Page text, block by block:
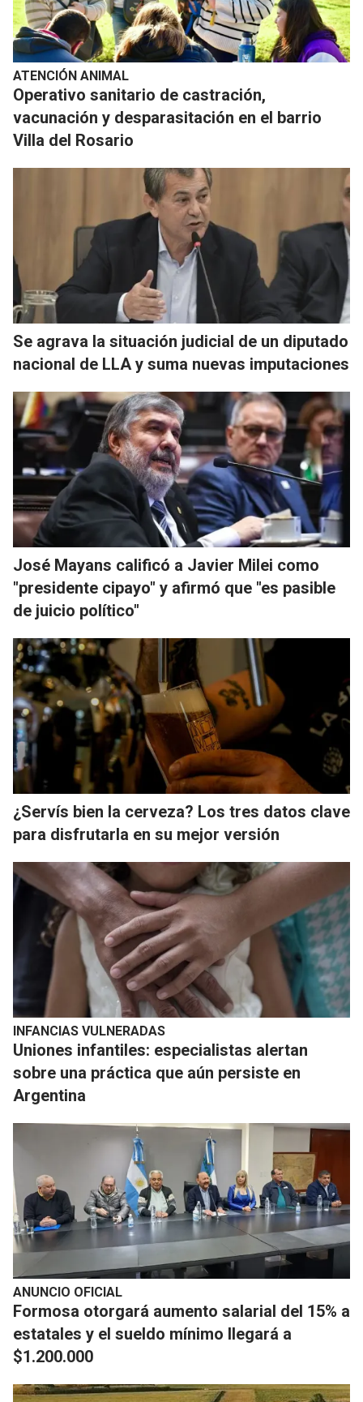
ATENCIÓN ANIMAL
Operativo sanitario de castración,
vacunación y desparasitación en el barrio
Villa del Rosario
Se agrava la situación judicial de un diputado
nacional de LLA y suma nuevas imputaciones
José Mayans calificó a Javier Milei como
"presidente cipayo" y afirmó que "es pasible
de juicio político"
¿Servís bien la cerveza? Los tres datos clave
para disfrutarla en su mejor versión
INFANCIAS VULNERADAS
Uniones infantiles: especialistas alertan
sobre una práctica que aún persiste en
Argentina
ANUNCIO OFICIAL
Formosa otorgará aumento salarial del 15% a
estatales y el sueldo mínimo llegará a
$1.200.000